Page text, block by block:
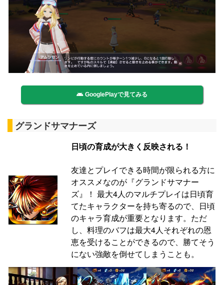
GooglePlayで見てみる
グランドサマナーズ
日頃の育成が大きく反映される！
友達とプレイできる時間が限られる方に
オススメなのが『グランドサマナー
ズ』！ 最大4人のマルチプレイは日頃育
てたキャラクターを持ち寄るので、日頃
のキャラ育成が重要となります。ただ
し、料理のバフは最大4人それぞれの恩
恵を受けることができるので、勝てそう
にない強敵を倒せてしまうことも。